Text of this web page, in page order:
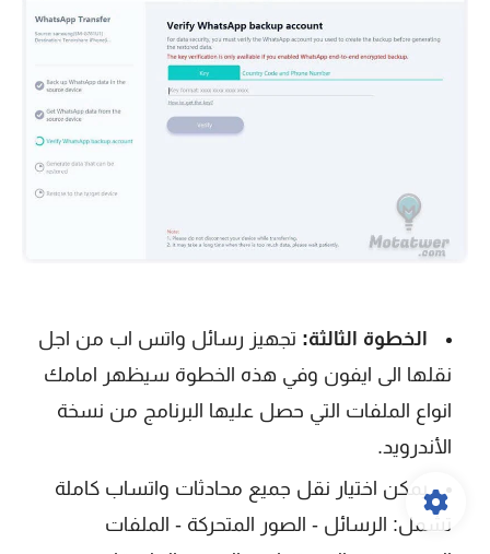
الخطوة الثالثة: تجهيز رسائل واتس اب من اجل
نقلها الى ايفون وفي هذه الخطوة سيظهر امامك
انواع الملفات التي حصل عليها البرنامج من نسخة
الأندرويد.
يمكن اختيار نقل جميع محادثات واتساب كاملة
تشمل: الرسائل - الصور المتحركة - الملفات